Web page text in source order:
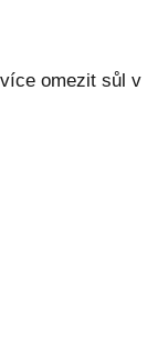
omezit sůl v